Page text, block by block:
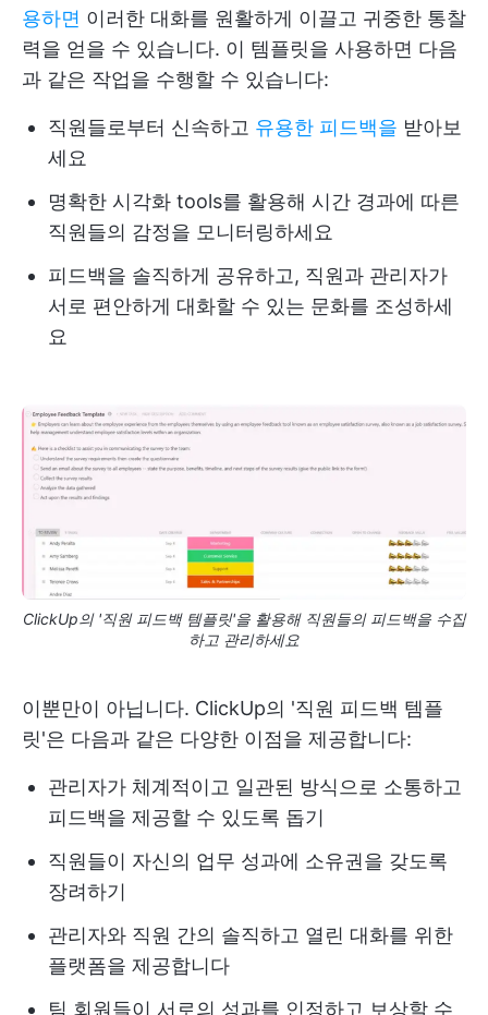
용하면 이러한 대화를 원활하게 이끌고 귀중한 통찰
력을 얻을 수 있습니다. 이 템플릿을 사용하면 다음
과 같은 작업을 수행할 수 있습니다:
직원들로부터 신속하고 유용한 피드백을 받아보
세요
명확한 시각화 tools를 활용해 시간 경과에 따른
직원들의 감정을 모니터링하세요
피드백을 솔직하게 공유하고, 직원과 관리자가
서로 편안하게 대화할 수 있는 문화를 조성하세
요
ClickUp의 '직원 피드백 템플릿'을 활용해 직원들의 피드백을 수집
하고 관리하세요
이뿐만이 아닙니다. ClickUp의 '직원 피드백 템플
릿'은 다음과 같은 다양한 이점을 제공합니다:
관리자가 체계적이고 일관된 방식으로 소통하고
피드백을 제공할 수 있도록 돕기
직원들이 자신의 업무 성과에 소유권을 갖도록
장려하기
관리자와 직원 간의 솔직하고 열린 대화를 위한
플랫폼을 제공합니다
팀 회원들이 서로의 성과를 인정하고 보상할 수